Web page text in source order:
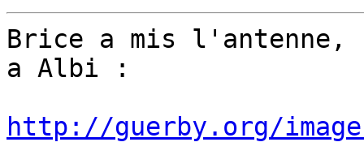
Brice a mis
a Albi :
http://guerby.org/